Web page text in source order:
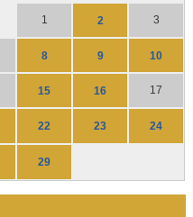
1 2 3
8 9 10
15 16 17
22 23 24
29